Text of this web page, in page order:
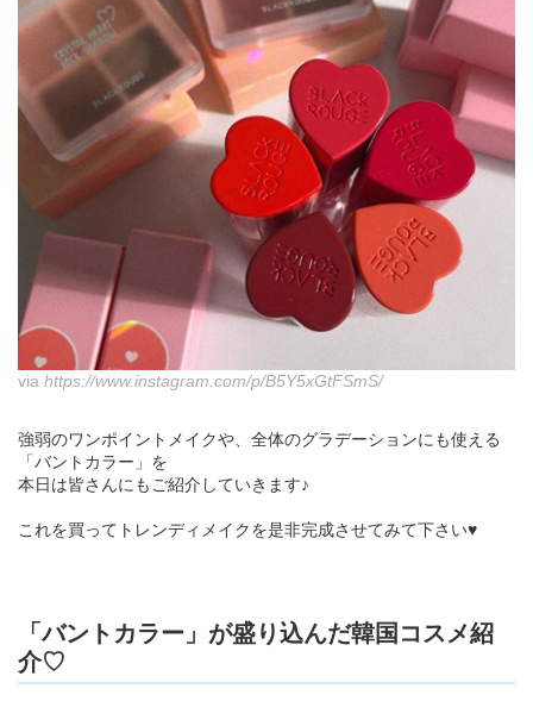
via https://www.instagram.com/p/B5Y5xGtFSmS/
強弱のワンポイントメイクや、全体のグラデーションにも使える
「バントカラー」を
本日は皆さんにもご紹介していきます♪
これを買ってトレンディメイクを是非完成させてみて下さい♥
「バントカラー」が盛り込んだ韓国コスメ紹
介♡